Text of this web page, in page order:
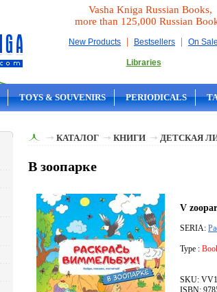
Vasha Kniga Russian Books,
more than 125,000 Russian
New Products | Bestsellers | On Sale
Libraries
TOYS & SOUVENIRS PERIODICALS
КАТАЛОГ КНИГИ ДЕТСКАЯ
В зоопарке
V
SERIA:
Type :
SKU: